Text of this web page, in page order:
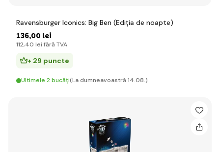
Ravensburger Iconics: Big Ben (Ediția de noapte)
136,00 lei
112,40 lei fără TVA
+ 29 puncte
Ultimele 2 bucăți(La dumneavoastră 14.08.)